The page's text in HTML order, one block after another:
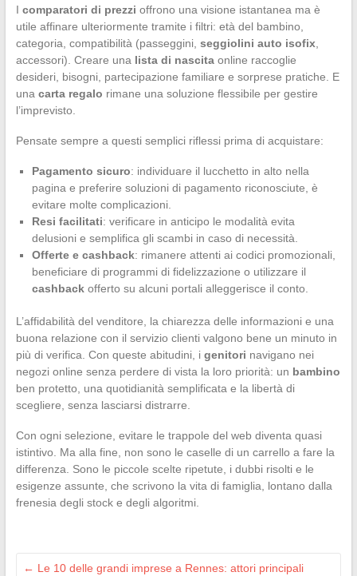
I comparatori di prezzi offrono una visione istantanea ma è
utile affinare ulteriormente tramite i filtri: età del bambino,
categoria, compatibilità (passeggini, seggiolini auto isofix,
accessori). Creare una lista di nascitaonline raccoglie
desideri, bisogni, partecipazione familiare e sorprese pratiche. E
una carta regalo rimane una soluzione flessibile per gestire
l’imprevisto.
Pensate sempre a questi semplici riflessi prima di acquistare:
Pagamento sicuro: individuare il lucchetto in alto nella
pagina e preferire soluzioni di pagamento riconosciute, è
evitare molte complicazioni.
Resi facilitati: verificare in anticipo le modalità evita
delusioni e semplifica gli scambi in caso di necessità.
Offerte e cashback: rimanere attenti ai codici promozionali,
beneficiare di programmi di fidelizzazione o utilizzare il
cashbackofferto su alcuni portali alleggerisce il conto.
L’affidabilità del venditore, la chiarezza delle informazioni e una
buona relazione con il servizio clienti valgono bene un minuto in
più di verifica. Con queste abitudini, i genitori navigano nei
negozi online senza perdere di vista la loro priorità: un bambino
ben protetto, una quotidianità semplificata e la libertà di
scegliere, senza lasciarsi distrarre.
Con ogni selezione, evitare le trappole del web diventa quasi
istintivo. Ma alla fine, non sono le caselle di un carrello a fare la
differenza. Sono le piccole scelte ripetute, i dubbi risolti e le
esigenze assunte, che scrivono la vita di famiglia, lontano dalla
frenesia degli stock e degli algoritmi.
← Le 10 delle grandi imprese a Rennes: attori principali